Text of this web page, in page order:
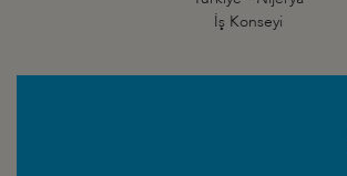
İş Konseyi